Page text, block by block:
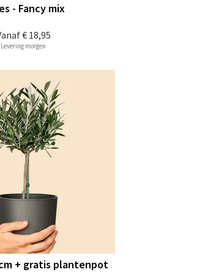
€ 18,95
- Fancy mix
Levering morgen
+ gratis plantenpot